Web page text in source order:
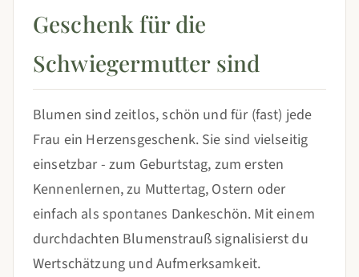
Geschenk für die
Schwiegermutter sind
Blumen sind zeitlos, schön und für (fast) jede
Frau ein Herzensgeschenk. Sie sind vielseitig
einsetzbar - zum Geburtstag, zum ersten
Kennenlernen, zu Muttertag, Ostern oder
einfach als spontanes Dankeschön. Mit einem
durchdachten Blumenstrauß signalisierst du
Wertschätzung und Aufmerksamkeit.